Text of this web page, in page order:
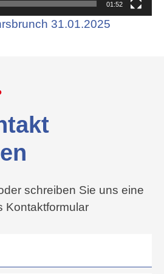
01:52
31.01.2025
schreiben Sie uns eine
Kontaktformular